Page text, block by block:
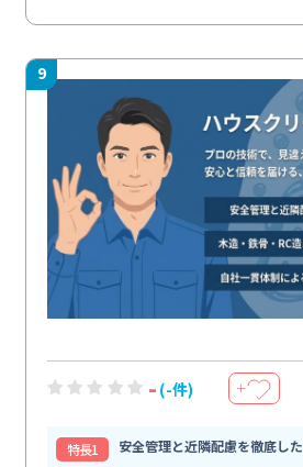
9
- (-件) ＋
特⻑1
安全管理と近隣配慮を徹底し